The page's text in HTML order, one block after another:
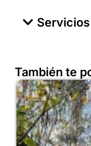
También te